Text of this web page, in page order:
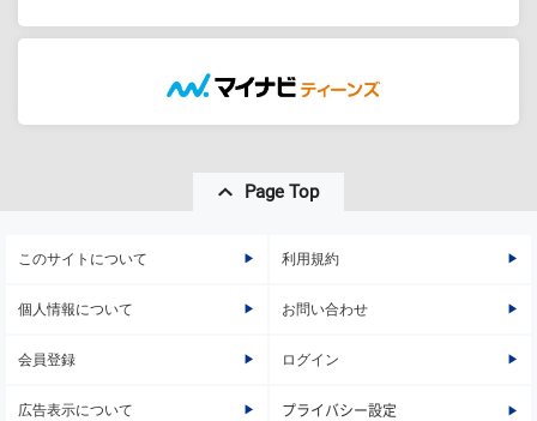
Page Top
このサイトについて 利用規約
個人情報について お問い合わせ
会員登録 ログイン
広告表示について プライバシー設定